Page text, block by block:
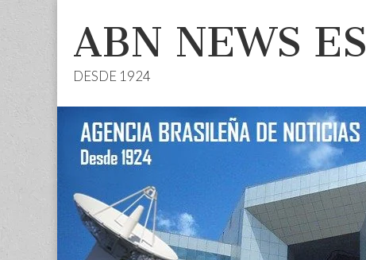
ABN NEWS ES
DESDE 1924